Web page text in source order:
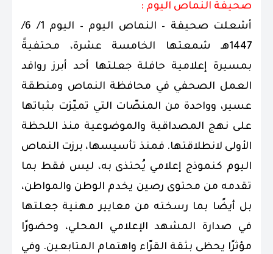
صحيفة النماص اليوم :
أشعلت صحيفة – النماص اليوم – اليوم 1/ 6/
1447هـ شمعتها الخامسة عشرة، محتفيةً
بمسيرة إعلامية حافلة جعلتها أحد أبرز روافد
العمل الصحفي في محافظة النماص ومنطقة
عسير، وواحدة من المنصّات التي تميّزت بثباتها
على نهج المصداقية والموضوعية منذ اللحظة
الأولى لانطلاقتها. فمنذ تأسيسها، برزت النماص
اليوم كنموذج إعلامي يُحتذى به، ليس فقط بما
تقدمه من محتوى رصين يخدم الوطن والمواطن،
بل أيضًا بما رسخته من معايير مهنية جعلتها
في صدارة المشهد الإعلامي المحلي، وحضورًا
مؤثرًا يحظى بثقة القرّاء واهتمام المتابعين. وفي